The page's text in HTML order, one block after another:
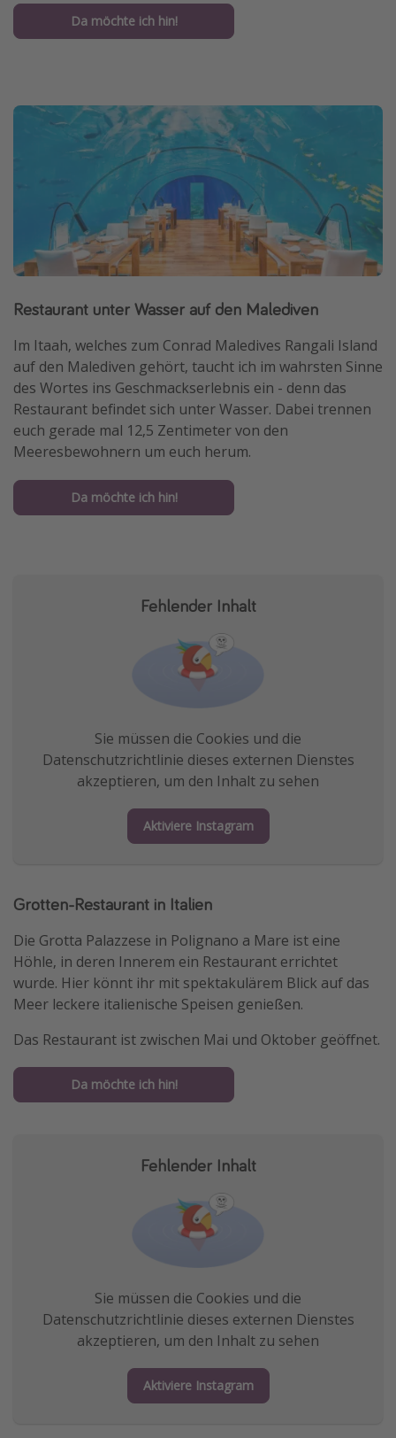
Da möchte ich hin!
Restaurant unter Wasser auf den Malediven
Im Itaah, welches zum Conrad Maledives Rangali Island
auf den Malediven gehört, taucht ich im wahrsten Sinne
des Wortes ins Geschmackserlebnis ein - denn das
Restaurant befindet sich unter Wasser. Dabei trennen
euch gerade mal 12,5 Zentimeter von den
Meeresbewohnern um euch herum.
Da möchte ich hin!
Fehlender Inhalt
Sie müssen die Cookies und die
Datenschutzrichtlinie dieses externen Dienstes
akzeptieren, um den Inhalt zu sehen
Aktiviere Instagram
Grotten-Restaurant in Italien
Die Grotta Palazzese in Polignano a Mare ist eine
Höhle, in deren Innerem ein Restaurant errichtet
wurde. Hier könnt ihr mit spektakulärem Blick auf das
Meer leckere italienische Speisen genießen.
Das Restaurant ist zwischen Mai und Oktober geöffnet.
Da möchte ich hin!
Fehlender Inhalt
Sie müssen die Cookies und die
Datenschutzrichtlinie dieses externen Dienstes
akzeptieren, um den Inhalt zu sehen
Aktiviere Instagram